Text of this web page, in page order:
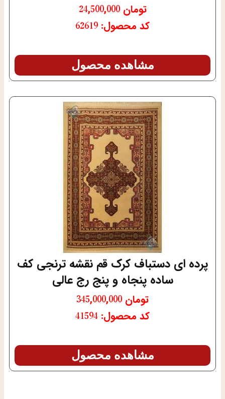
تومان 24,500,000
کد محصول: 62619
مشاهده محصول
پرده ای دستباف کرک قم نقشه ترنجی کف
ساده پنجاه و پنج رج عالی
تومان
کد محصول: 41594
مشاهده محصول